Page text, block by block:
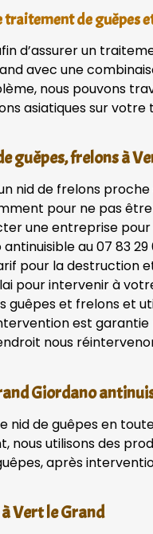
de guêpes
d’assurer un
avec une
nous pouvons
asiatiques sur votre
guêpes, frelons à
nid de frelons
pour ne pas
une entreprise
au 07 83
pour la destruction
pour intervenir à
guêpes et frelons et
est
nous
Giordano
de guêpes en
utilisons des
après
Vert le Grand